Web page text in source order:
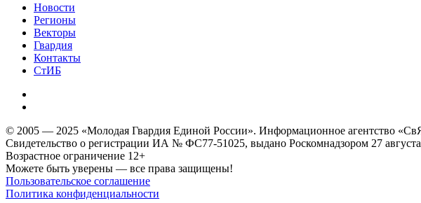
Новости
Регионы
Векторы
Гвардия
Контакты
СтИБ
© 2005 — 2025 «Молодая Гвардия Единой России». Информационное агентство
Свидетельство о регистрации ИА № ФС77-51025, выдано Роскомнадзором 27 августа
Возрастное ограничение 12+
Можете быть уверены — все права защищены!
Пользовательское соглашение
Политика конфиденциальности